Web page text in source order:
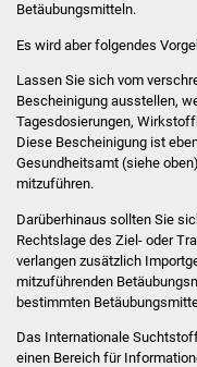
Betäubungsmitteln.
Es wird aber folgendes
Lassen Sie sich vom
Bescheinigung ausstellen,
Tagesdosierungen,
Diese Bescheinigung ist
Gesundheitsamt (siehe
mitzuführen.
Darüberhinaus sollten Sie
Rechtslage des Ziel- oder
verlangen zusätzlich
mitzuführenden
bestimmten
Das Internationale
einen Bereich für